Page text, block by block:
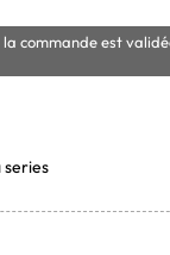
commande est
series